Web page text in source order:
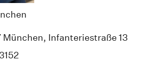
Infanteriestraße 13